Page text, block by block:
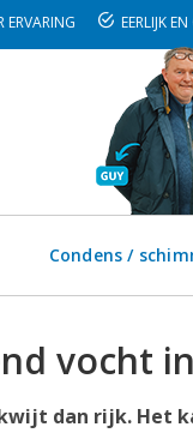
ERVARING EERLIJK
Condens /
vocht
dan rijk. Het